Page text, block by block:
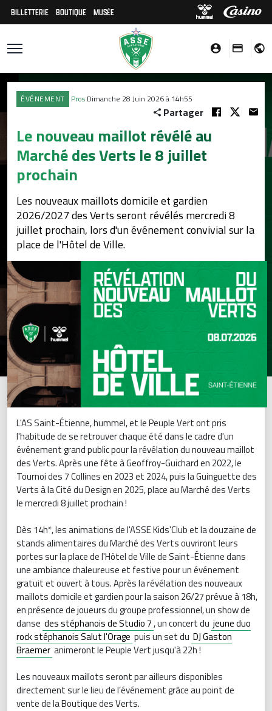
BILLETTERIE BOUTIQUE MUSÉE
ÉVÉNEMENT Pros Dimanche 28 Juin 2026 à 14h55
Partager
Le nouveau maillot révélé au
Marché des Verts le 8 juillet
prochain
Les nouveaux maillots domicile et gardien
2026/2027 des Verts seront révélés mercredi 8
juillet prochain, lors d'un événement convivial sur la
place de l'Hôtel de Ville.
L'AS Saint-Étienne, hummel, et le Peuple Vert ont pris
l'habitude de se retrouver chaque été dans le cadre d'un
événement grand public pour la révélation du nouveau maillot
des Verts. Après une fête à Geoffroy-Guichard en 2022, le
Tournoi des 7 Collines en 2023 et 2024, puis la Guinguette des
Verts à la Cité du Design en 2025, place au Marché des Verts
le mercredi 8 juillet prochain !
Dès 14h*, les animations de l'ASSE Kids'Club et la douzaine de
stands alimentaires du Marché des Verts ouvriront leurs
portes sur la place de l'Hôtel de Ville de Saint-Étienne dans
une ambiance chaleureuse et festive pour un événement
gratuit et ouvert à tous. Après la révélation des nouveaux
maillots domicile et gardien pour la saison 26/27 prévue à 18h,
en présence de joueurs du groupe professionnel, un show de
danse des stéphanois de Studio 7, un concert du jeune duo
rock stéphanois Salut l'Orage puis un set du DJ Gaston
Braemer animeront le Peuple Vert jusqu'à 22h !
Les nouveaux maillots seront par ailleurs disponibles
directement sur le lieu de l’événement grâce au point de
vente de la Boutique des Verts.